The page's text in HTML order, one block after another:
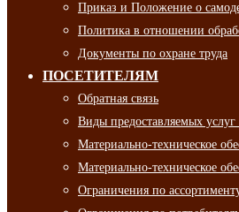
Приказ и Положение о
Политика в отношении
Документы по охране труда
ПОСЕТИТЕЛЯМ
Обратная связь
Виды предоставляемых
Материально-техническое
Материально-техническое
Ограничения по